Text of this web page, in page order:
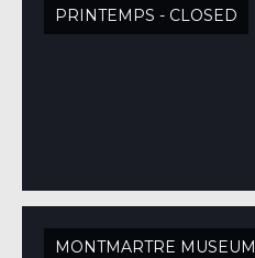
PRINTEMPS - CLOSED
MONTMARTRE MUSEUM